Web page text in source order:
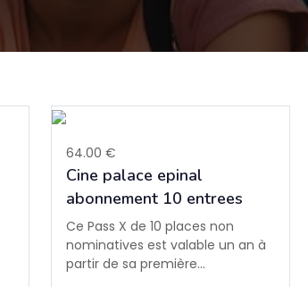
64.00 €
Cine palace epinal
abonnement 10 entrees
Ce Pass X de 10 places non
nominatives est valable un an à
partir de sa première...